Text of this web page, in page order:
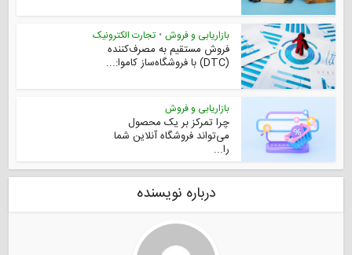
بازاریابی و فروش • تجارت الکترونیک
فروش مستقیم به مصرف‌کننده
(DTC) با فروشگاه‌ساز کاموا:...
بازاریابی و فروش
چرا تمرکز بر یک محصول
می‌تواند فروشگاه آنلاین شما
را...
درباره نویسنده